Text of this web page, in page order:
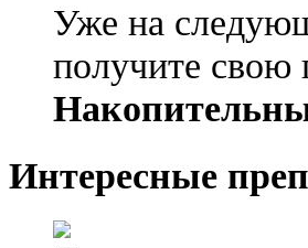
Уже на
получите свою
Интересные